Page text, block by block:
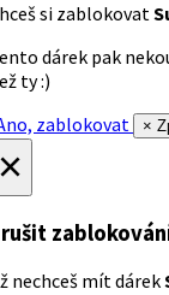
si zablokovat
dárek pak
ty :)
zablokovat
×
nechceš mít dárek